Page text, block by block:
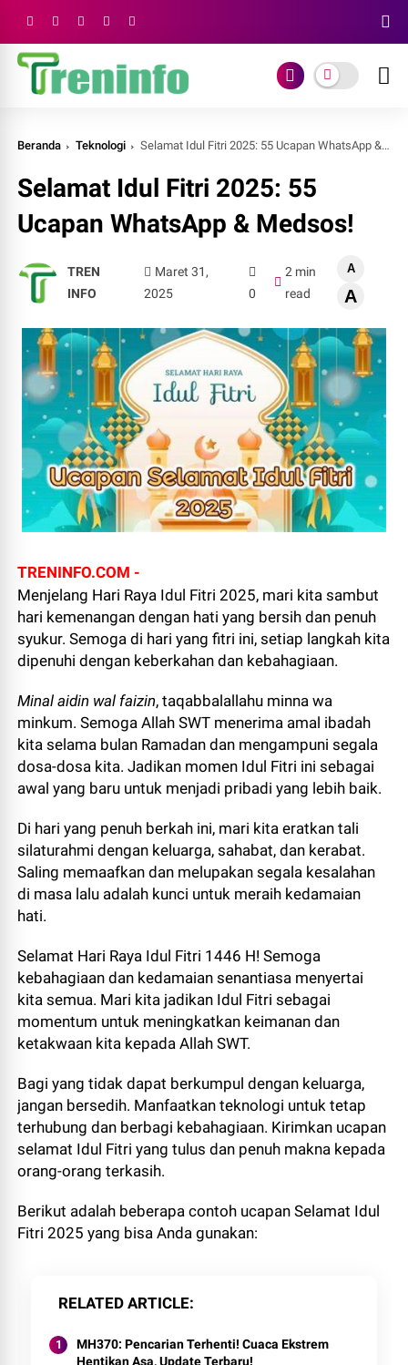
Beranda Teknologi Selamat Idul Fitri 2025: 55 Ucapan WhatsApp & Medsos!
Selamat Idul Fitri 2025: 55
Ucapan WhatsApp & Medsos!
TREN
INFO
Maret 31,
2025
0
2 min
read
A
A
TRENINFO.COM -
Menjelang Hari Raya Idul Fitri 2025, mari kita sambut
hari kemenangan dengan hati yang bersih dan penuh
syukur. Semoga di hari yang fitri ini, setiap langkah kita
dipenuhi dengan keberkahan dan kebahagiaan.
Minal aidin wal faizin, taqabbalallahu minna wa
minkum. Semoga Allah SWT menerima amal ibadah
kita selama bulan Ramadan dan mengampuni segala
dosa-dosa kita. Jadikan momen Idul Fitri ini sebagai
awal yang baru untuk menjadi pribadi yang lebih baik.
Di hari yang penuh berkah ini, mari kita eratkan tali
silaturahmi dengan keluarga, sahabat, dan kerabat.
Saling memaafkan dan melupakan segala kesalahan
di masa lalu adalah kunci untuk meraih kedamaian
hati.
Selamat Hari Raya Idul Fitri 1446 H! Semoga
kebahagiaan dan kedamaian senantiasa menyertai
kita semua. Mari kita jadikan Idul Fitri sebagai
momentum untuk meningkatkan keimanan dan
ketakwaan kita kepada Allah SWT.
Bagi yang tidak dapat berkumpul dengan keluarga,
jangan bersedih. Manfaatkan teknologi untuk tetap
terhubung dan berbagi kebahagiaan. Kirimkan ucapan
selamat Idul Fitri yang tulus dan penuh makna kepada
orang-orang terkasih.
Berikut adalah beberapa contoh ucapan Selamat Idul
Fitri 2025 yang bisa Anda gunakan:
RELATED ARTICLE
MH370: Pencarian Terhenti! Cuaca Ekstrem
Hentikan Asa, Update Terbaru!